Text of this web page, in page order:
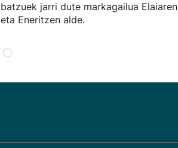
batzuek jarri dute markagailua Elaiaren
eta Eneritzen alde.